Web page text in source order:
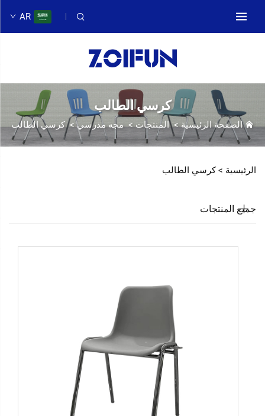
AR
كرسي الطالب
الصفحة الرئيسية>المنتجات>مجه مدرسي>كرسي الطالب
الرئيسية > كرسي الطالب
جميع المنتجات